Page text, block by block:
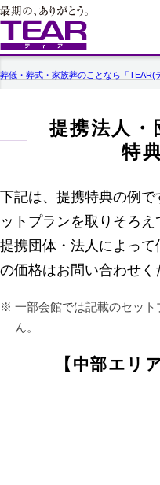
葬儀・葬式・家族葬のことなら「TEAR(
提携法人・
特
下記は、提携特典の例
ットプランを取りそろえ
提携団体・法人によっ
の価格はお問い合わせく
一部会館では記載のセッ
ん。
【中部エリ